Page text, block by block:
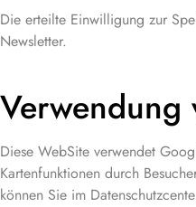
Die erteilte Einwilligung zur
Newsletter.
Verwendung
Diese WebSite verwendet
Kartenfunktionen durch
können Sie im